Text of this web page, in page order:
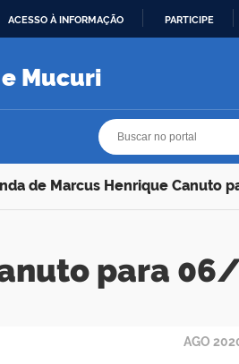
ACESSO À INFORMAÇÃO PARTICIPE
Mucuri
de Marcus Henrique Canuto
para
AGO